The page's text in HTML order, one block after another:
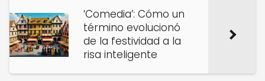
‘Comedia’: Cómo un
término evolucionó
de la festividad a la
risa inteligente